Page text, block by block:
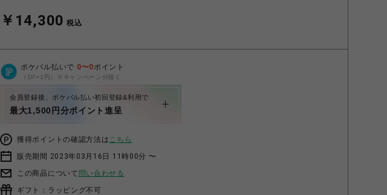
￥14,300 税込
ポケパル払いで 0〜0ポイント
（1P=1円）※キャンペーン分除く
会員登録後、ポケパル払い初回登録&利用で
最大1,500円分ポイント進呈
獲得ポイントの確認方法はこちら
販売期間 2023年03月16日 11時00分 〜
この商品について 問い合わせる
ギフト：ラッピング不可